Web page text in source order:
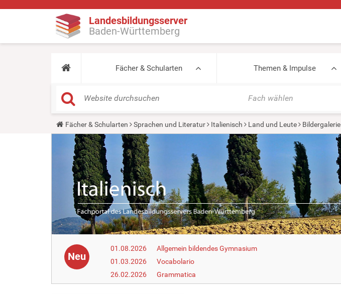
Landesbildungsserver
Baden-Württemberg
Fächer & Schularten Themen & Impulse
Fach wählen
Y
o
Fächer & Schularten Sprachen und Literatur Italienisch Land und Leute Bildergalerie
Neu
01.08.2026
Allgemein bildendes Gymnasium
01.03.2026
Vocabolario
26.02.2026
Grammatica